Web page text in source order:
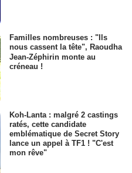
Familles nombreuses : "Ils
nous cassent la tête", Raoudha
Jean-Zéphirin monte au
créneau !
Koh-Lanta : malgré 2 castings
ratés, cette candidate
emblématique de Secret Story
lance un appel à TF1 ! "C'est
mon rêve"